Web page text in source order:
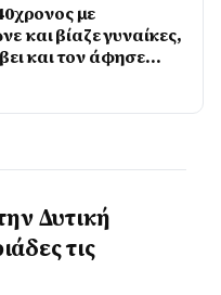
με
και βίαζε γυναίκες,
και τον άφησε
Δυτική
τις